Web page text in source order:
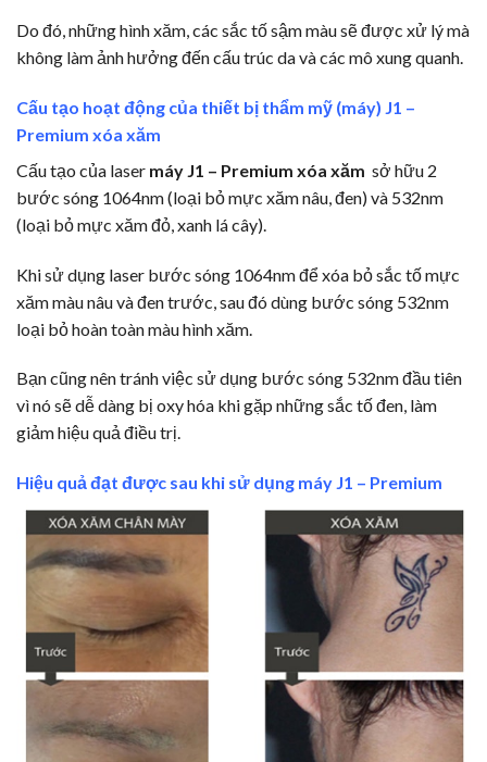
Do đó, những hình xăm, các sắc tố sậm màu sẽ được xử lý mà
không làm ảnh hưởng đến cấu trúc da và các mô xung quanh.
Cấu tạo hoạt động của thiết bị thẩm mỹ (máy) J1 –
Premium xóa xăm
Cấu tạo của laser máy J1 – Premium xóa xăm sở hữu 2
bước sóng 1064nm (loại bỏ mực xăm nâu, đen) và 532nm
(loại bỏ mực xăm đỏ, xanh lá cây).
Khi sử dụng laser bước sóng 1064nm để xóa bỏ sắc tố mực
xăm màu nâu và đen trước, sau đó dùng bước sóng 532nm
loại bỏ hoàn toàn màu hình xăm.
Bạn cũng nên tránh việc sử dụng bước sóng 532nm đầu tiên
vì nó sẽ dễ dàng bị oxy hóa khi gặp những sắc tố đen, làm
giảm hiệu quả điều trị.
Hiệu quả đạt được sau khi sử dụng máy J1 – Premium